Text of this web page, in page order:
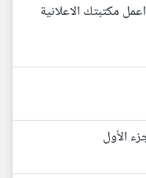
Create Android Library اعمل مكتبتك الاعلانية